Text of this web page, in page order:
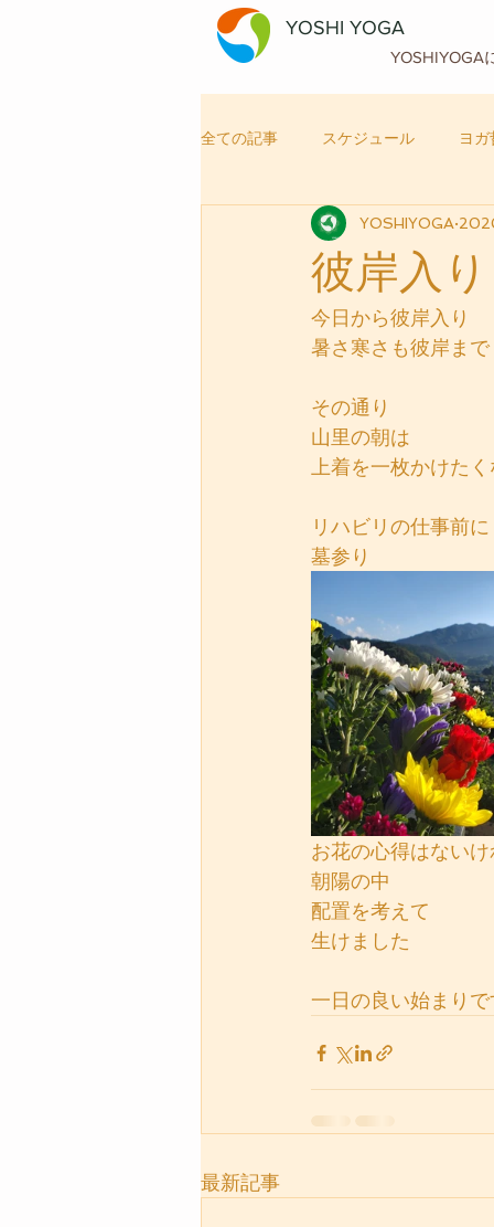
YOSHI YOGA
YOSHIYOGA
全ての記事 スケジュール ヨガ
自律神経メンテナンス ヨガ
彼岸入り
YOSHIYOGA
今日から彼岸入り
暑さ寒さも彼岸まで
その通り
山里の朝は
上着を一枚かけた
リハビリの仕事前に
墓参り
お花の心得はない
朝陽の中
配置を考えて
生けました
一日の良い始まりで
最新記事